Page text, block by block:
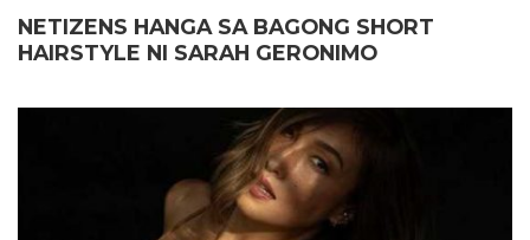
NETIZENS HANGA SA BAGONG SHORT
HAIRSTYLE NI SARAH GERONIMO